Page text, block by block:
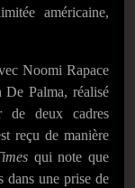
américaine,
Noomi Rapace
De Palma, réalisé
deux cadres
reçu de manière
qui note que
dans une prise de